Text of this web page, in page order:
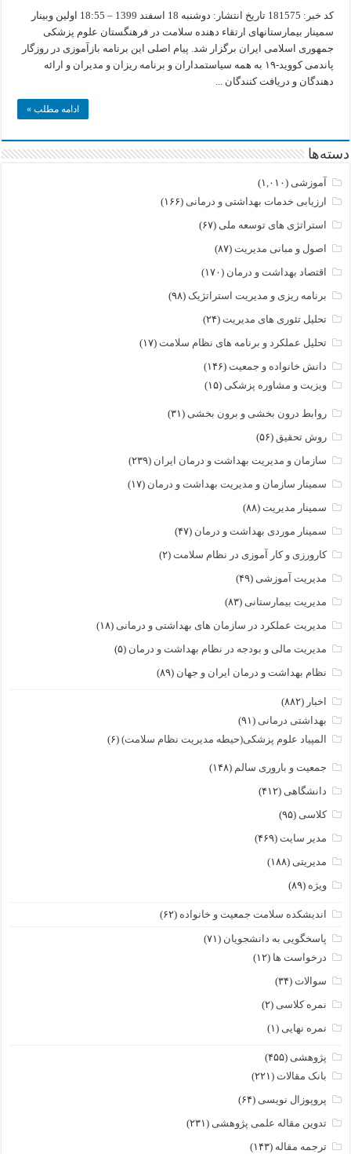
وبینار
بیمارستانهای
ارتقاء
دهنده
سلامت
کد خبر: 181575 تاریخ انتشار: دوشنبه 18 اسفند 1399 – 18:55 اولین وبینار
سمینار بیمارستانهای ارتقاء دهنده سلامت در فرهنگستان علوم پزشکی
جمهوری اسلامی ایران برگزار شد. پیام اصلی این برنامه بازآموزی در روزگار
پاندمی کووید-۱۹ به همه سیاستمداران و برنامه ریزان و مدیران و ارائه
دهندگان و دریافت کنندگان ...
ادامه مطلب »
دسته‌ها
آموزشی (۱,۰۱۰)
ارزیابی خدمات بهداشتی و درمانی (۱۶۶)
استراتژی های توسعه ملی (۶۷)
اصول و مبانی مدیریت (۸۷)
اقتصاد بهداشت و درمان (۱۷۰)
برنامه ریزی و مدیریت استراتژیک (۹۸)
تحلیل تئوری های مدیریت (۲۴)
تحلیل عملکرد و برنامه های نظام سلامت (۱۷)
دانش خانواده و جمعیت (۱۴۶)
ویزیت و مشاوره پزشکی (۱۵)
روابط درون بخشی و برون بخشی (۳۱)
روش تحقیق (۵۶)
سازمان و مدیریت بهداشت و درمان ایران (۲۳۹)
سمینار سازمان و مدیریت بهداشت و درمان (۱۷)
سمینار مدیریت (۸۸)
سمینار موردی بهداشت و درمان (۴۷)
کارورزی و کار آموزی در نظام سلامت (۲)
مدیریت آموزشی (۴۹)
مدیریت بیمارستانی (۸۳)
مدیریت عملکرد در سازمان های بهداشتی و درمانی (۱۸)
مدیریت مالی و بودجه در نظام بهداشت و درمان (۵)
نظام بهداشت و درمان ایران و جهان (۸۹)
اخبار (۸۸۲)
بهداشتی درمانی (۹۱)
المپیاد علوم پزشکی(حیطه مدیریت نظام سلامت) (۶)
جمعیت و باروری سالم (۱۴۸)
دانشگاهی (۴۱۲)
کلاسی (۹۵)
مدیر سایت (۴۶۹)
مدیریتی (۱۸۸)
ویژه (۸۹)
اندیشکده سلامت جمعیت و خانواده (۶۲)
پاسخگویی به دانشجویان (۷۱)
درخواست ها (۱۲)
سوالات (۳۴)
نمره کلاسی (۲)
نمره نهایی (۱)
پژوهشی (۴۵۵)
بانک مقالات (۲۲۱)
پروپوزال نویسی (۶۴)
تدوین مقاله علمی پژوهشی (۲۳۱)
ترجمه مقاله (۱۴۳)